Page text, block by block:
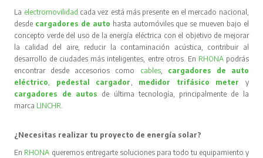
La electromovilidad cada vez está más presente en el mercado nacional,
desde cargadores de auto hasta automóviles que se mueven bajo el
concepto verde del uso de la energía eléctrica con el objetivo de mejorar
la calidad del aire, reducir la contaminación acústica, contribuir al
desarrollo de ciudades más inteligentes, entre otros. En RHONA podrás
encontrar desde accesorios como cables, cargadores de auto
eléctrico, pedestal cargador, medidor trifásico meter
y
cargadores de autos de última tecnología, principalmente de la
marca LINCHR.
¿Necesitas realizar tu proyecto de energía solar?
En RHONA queremos entregarte soluciones para todo tu equipamiento y